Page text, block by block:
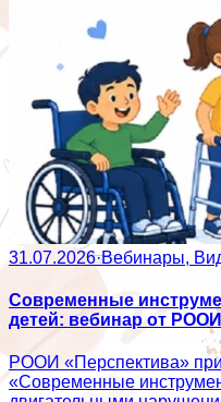
31.07.2026·Вебинары,
Современные
детей: вебинар от
РООИ «Перспектива»
«Современные